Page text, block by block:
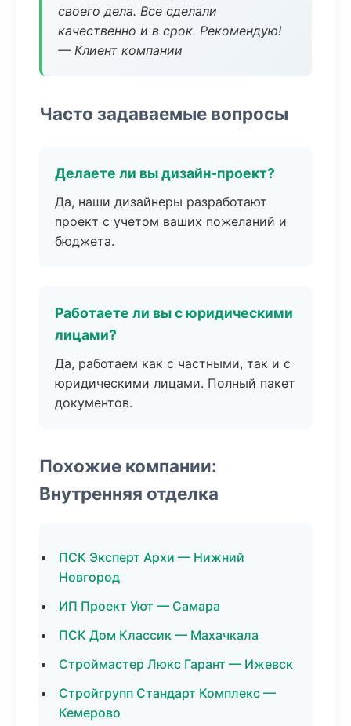
своего дела. Все сделали
качественно и в срок. Рекомендую!
— Клиент компании
Часто задаваемые вопросы
Делаете ли вы дизайн-проект?
Да, наши дизайнеры разработают
проект с учетом ваших пожеланий и
бюджета.
Работаете ли вы с юридическими
лицами?
Да, работаем как с частными, так и с
юридическими лицами. Полный пакет
документов.
Похожие компании:
Внутренняя отделка
ПСК Эксперт Архи — Нижний
Новгород
ИП Проект Уют — Самара
ПСК Дом Классик — Махачкала
Строймастер Люкс Гарант — Ижевск
Стройгрупп Стандарт Комплекс —
Кемерово